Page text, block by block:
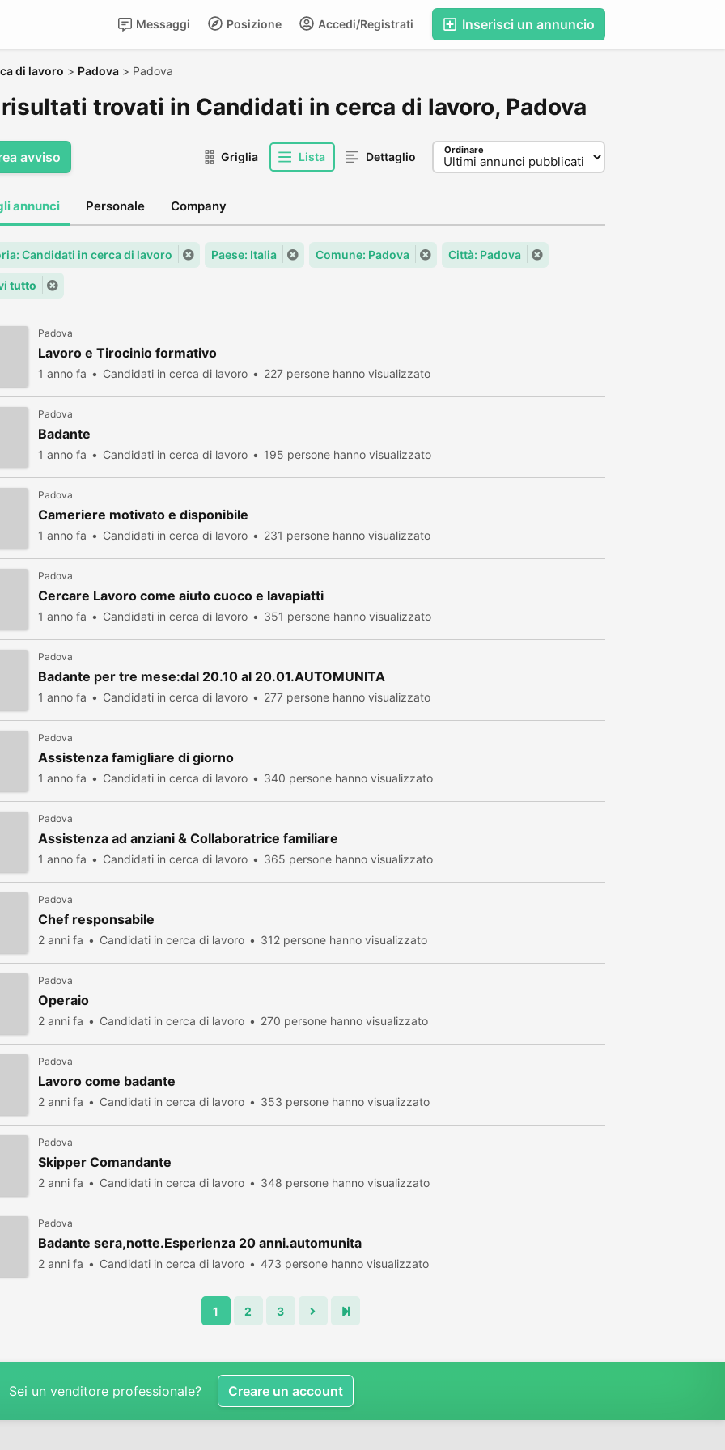
Inserisci un annuncio
Accedi/Registrati
Posizione
Messaggi
di lavoro > Padova > Padova
trovati in Candidati in cerca di lavoro, Padova
avviso Griglia Lista Dettaglio Ordinare
annunci Personale Company
Candidati in cerca di lavoro Paese: Italia Comune: Padova Città: Padova
tutto
Padova
Lavoro e Tirocinio formativo
1 anno fa Candidati in cerca di lavoro 227 persone hanno visualizzato
Padova
Badante
1 anno fa Candidati in cerca di lavoro 195 persone hanno visualizzato
Padova
Cameriere motivato e disponibile
1 anno fa Candidati in cerca di lavoro 231 persone hanno visualizzato
Padova
Cercare Lavoro come aiuto cuoco e lavapiatti
1 anno fa Candidati in cerca di lavoro 351 persone hanno visualizzato
Padova
Badante per tre mese:dal 20.10 al 20.01.AUTOMUNITA
1 anno fa Candidati in cerca di lavoro 277 persone hanno visualizzato
Padova
Assistenza famigliare di giorno
1 anno fa Candidati in cerca di lavoro 340 persone hanno visualizzato
Padova
Assistenza ad anziani & Collaboratrice familiare
1 anno fa Candidati in cerca di lavoro 365 persone hanno visualizzato
Padova
Chef responsabile
2 anni fa Candidati in cerca di lavoro 312 persone hanno visualizzato
Padova
Operaio
2 anni fa Candidati in cerca di lavoro 270 persone hanno visualizzato
Padova
Lavoro come badante
2 anni fa Candidati in cerca di lavoro 353 persone hanno visualizzato
Padova
Skipper Comandante
2 anni fa Candidati in cerca di lavoro 348 persone hanno visualizzato
Padova
Badante sera,notte.Esperienza 20 anni.automunita
2 anni fa Candidati in cerca di lavoro 473 persone hanno visualizzato
1 2 3
Sei un venditore professionale? Creare un account